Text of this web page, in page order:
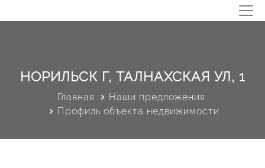
НОРИЛЬСК Г, ТАЛНАХСКАЯ УЛ, 1
Главная
Наши предложения.
Профиль объекта недвижимости